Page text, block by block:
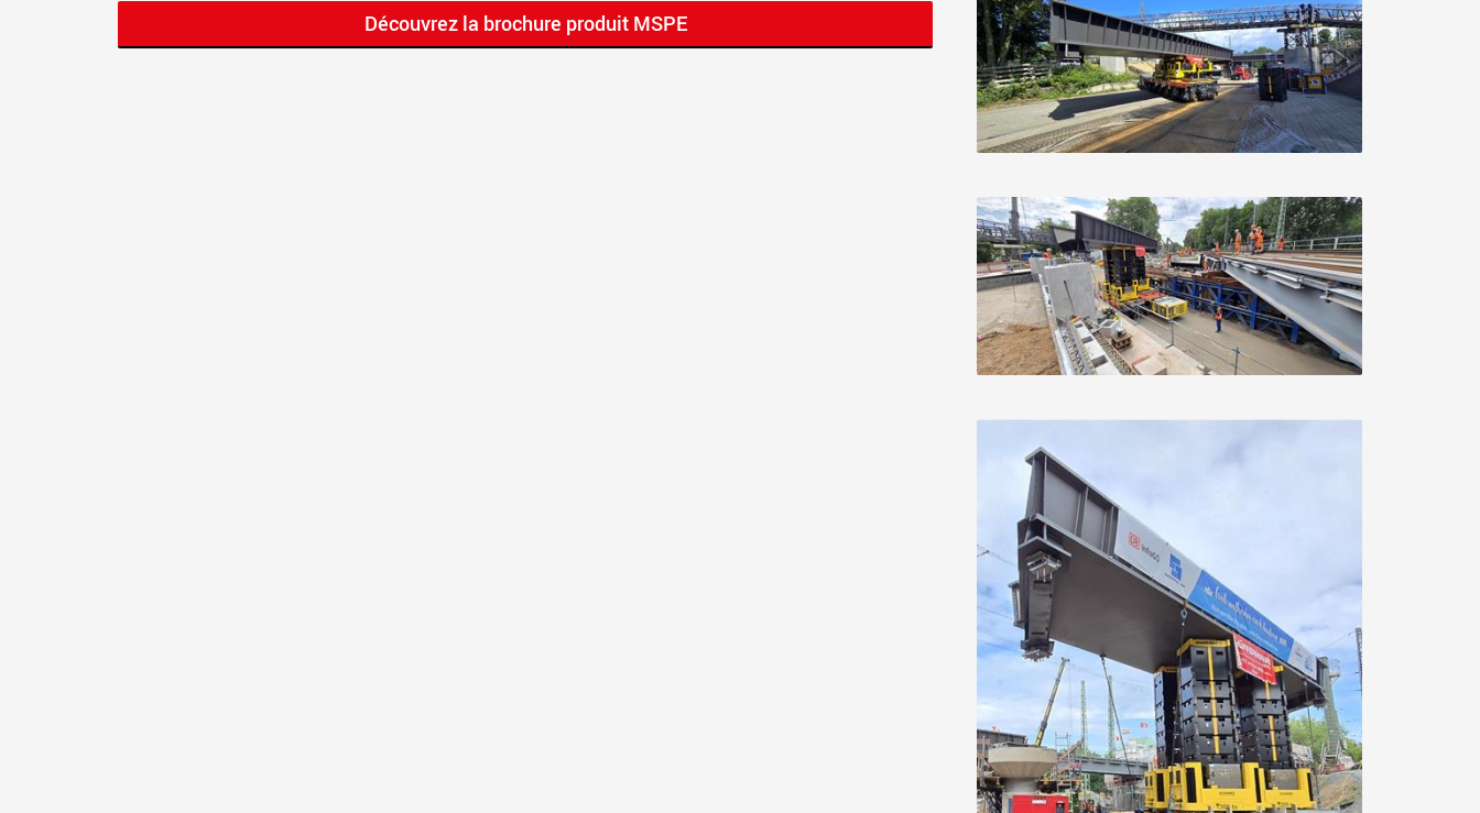
Découvrez la brochure produit MSPE